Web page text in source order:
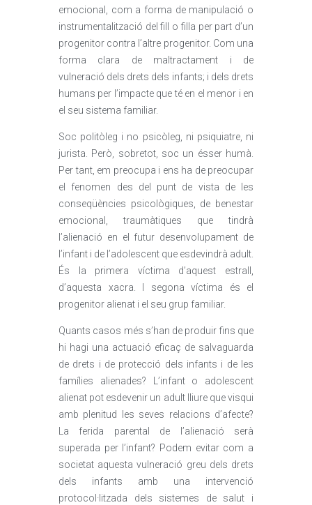
emocional, com a forma de manipulació o
instrumentalització del fill o filla per part d’un
progenitor contra l’altre progenitor. Com una
forma clara de maltractament i de
vulneració dels drets dels infants; i dels drets
humans per l’impacte que té en el menor i en
el seu sistema familiar.
Soc politòleg i no psicòleg, ni psiquiatre, ni
jurista. Però, sobretot, soc un ésser humà.
Per tant, em preocupa i ens ha de preocupar
el fenomen des del punt de vista de les
conseqüències psicològiques, de benestar
emocional, traumàtiques que tindrà
l’alienació en el futur desenvolupament de
l’infant i de l’adolescent que esdevindrà adult.
És la primera víctima d’aquest estrall,
d’aquesta xacra. I segona víctima és el
progenitor alienat i el seu grup familiar.
Quants casos més s’han de produir fins que
hi hagi una actuació eficaç de salvaguarda
de drets i de protecció dels infants i de les
famílies alienades? L’infant o adolescent
alienat pot esdevenir un adult lliure que visqui
amb plenitud les seves relacions d’afecte?
La ferida parental de l’alienació serà
superada per l’infant? Podem evitar com a
societat aquesta vulneració greu dels drets
dels infants amb una intervenció
protocol·litzada dels sistemes de salut i